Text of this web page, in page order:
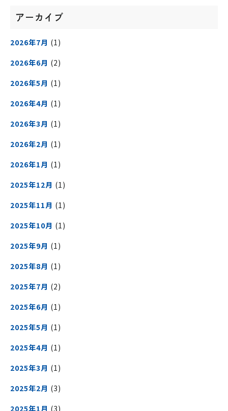
アーカイブ
2026年7月 (1)
2026年6月 (2)
2026年5月 (1)
2026年4月 (1)
2026年3月 (1)
2026年2月 (1)
2026年1月 (1)
2025年12月 (1)
2025年11月 (1)
2025年10月 (1)
2025年9月 (1)
2025年8月 (1)
2025年7月 (2)
2025年6月 (1)
2025年5月 (1)
2025年4月 (1)
2025年3月 (1)
2025年2月 (3)
2025年1月 (3)